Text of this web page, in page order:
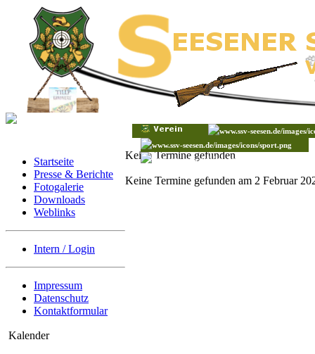
Startseite
Presse & Berichte
Fotogalerie
Downloads
Weblinks
Intern / Login
Impressum
Datenschutz
Kontaktformular
Kalender
Keine Termine gefunden
Keine Termine gefunden am 2 Februar